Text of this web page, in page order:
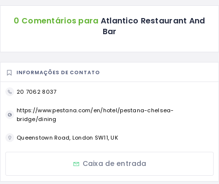
0 Comentários para Atlantico Restaurant And
Bar
INFORMAÇÕES DE CONTATO
20 7062 8037
https://www.pestana.com/en/hotel/pestana-chelsea-
bridge/dining
Queenstown Road, London SW11, UK
Caixa de entrada